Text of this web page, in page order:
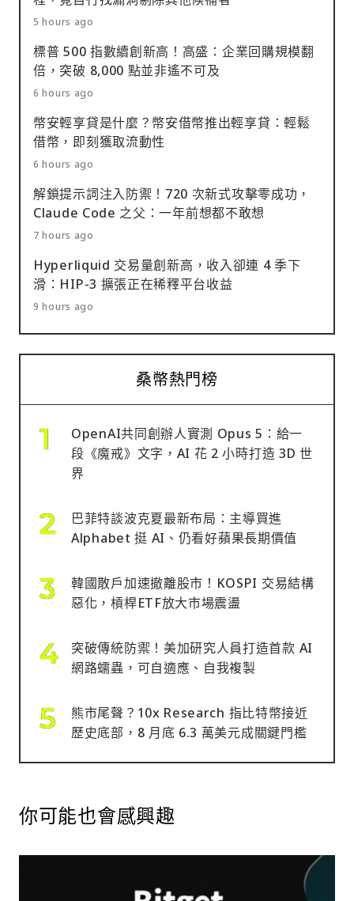
5 hours ago
標普 500 指數續創新高！高盛：企業回購規模翻
倍，突破 8,000 點並非遙不可及
6 hours ago
幣安輕享貸是什麼？幣安借幣推出輕享貸：輕鬆
借幣，即刻獲取流動性
6 hours ago
解鎖提示詞注入防禦！720 次新式攻擊零成功，
Claude Code 之父：一年前想都不敢想
7 hours ago
Hyperliquid 交易量創新高，收入卻連 4 季下
滑：HIP-3 擴張正在稀釋平台收益
9 hours ago
桑幣熱門榜
OpenAI共同創辦人實測 Opus 5：給一
段《魔戒》文字，AI 花 2 小時打造 3D 世
界
巴菲特談波克夏最新布局：主導買進
Alphabet 挺 AI、仍看好蘋果長期價值
韓國散戶加速撤離股市！KOSPI 交易結構
惡化，槓桿ETF放大市場震盪
突破傳統防禦！美加研究人員打造首款 AI
網路蠕蟲，可自適應、自我複製
熊市尾聲？10x Research 指比特幣接近
歷史底部，8 月底 6.3 萬美元成關鍵門檻
你可能也會感興趣